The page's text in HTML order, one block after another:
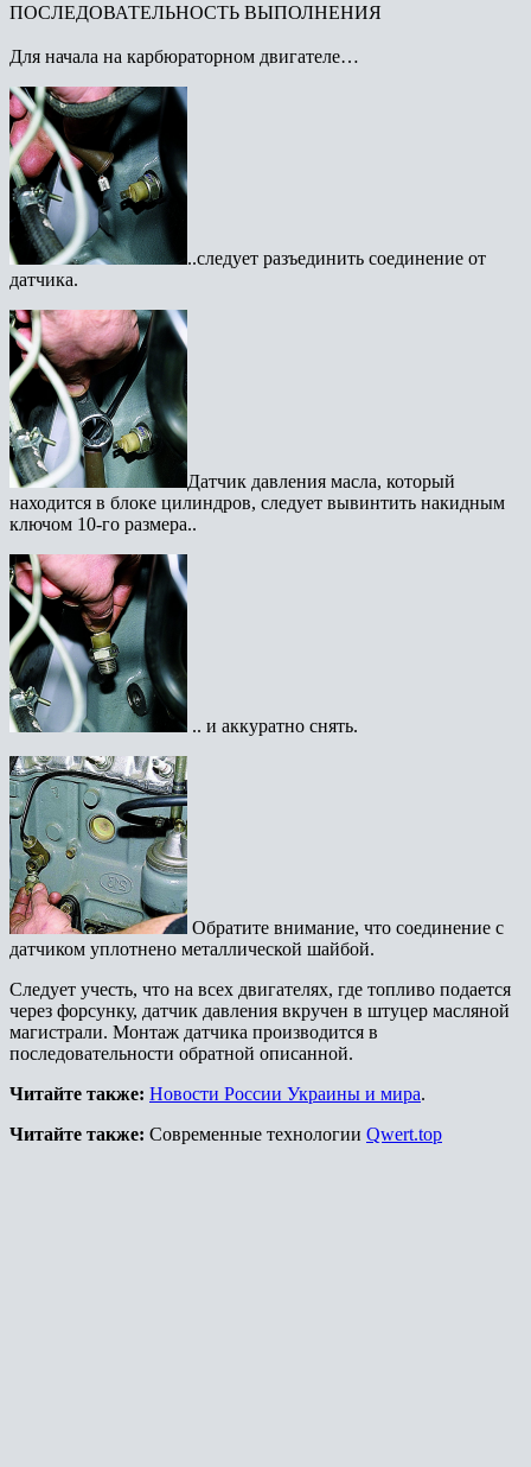
ПОСЛЕДОВАТЕЛЬНОСТЬ ВЫПОЛНЕНИЯ
Для начала на карбюраторном двигателе…
..следует разъединить соединение от
датчика.
Датчик давления масла, который
находится в блоке цилиндров, следует вывинтить накидным
ключом 10-го размера..
.. и аккуратно снять.
Обратите внимание, что соединение с
датчиком уплотнено металлической шайбой.
Следует учесть, что на всех двигателях, где топливо подается
через форсунку, датчик давления вкручен в штуцер масляной
магистрали. Монтаж датчика производится в
последовательности обратной описанной.
Читайте также: Новости России Украины и мира.
Читайте также: Современные технологии Qwert.top